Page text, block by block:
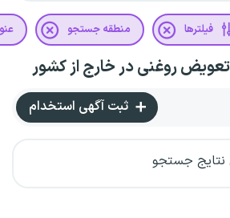
فیلترها منطقه جستجو
تعویض روغنی در خارج از کشور
ثبت آگهی استخدام
نتایج جستجو